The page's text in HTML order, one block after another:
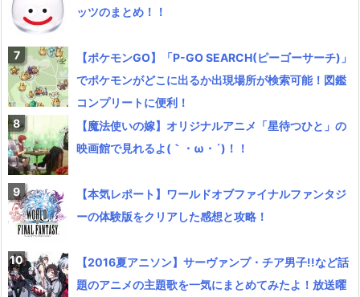
ッツのまとめ！！
【ポケモンGO】「P-GO SEARCH(ピーゴーサーチ)」
でポケモンがどこに出るか出現場所が検索可能！図鑑
コンプリートに便利！
【魔法使いの嫁】オリジナルアニメ「星待つひと」の
映画館で見れるよ(｀・ω・´)！！
【本気レポート】ワールドオブファイナルファンタジ
ーの体験版をクリアした感想と攻略！
【2016夏アニソン】サーヴァンプ・チア男子!!など話
題のアニメの主題歌を一気にまとめてみたよ！放送曜